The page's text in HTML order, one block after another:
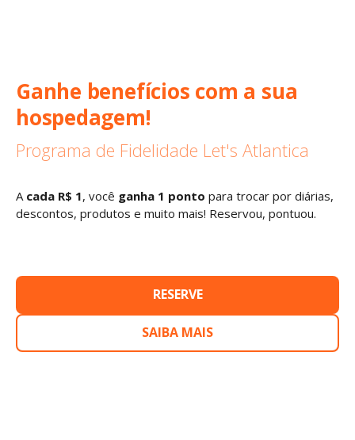
Ganhe benefícios com a sua
hospedagem!
Programa de Fidelidade Let's Atlantica
A cada R$ 1, você ganha 1 ponto para trocar por diárias,
descontos, produtos e muito mais! Reservou, pontuou.
RESERVE
SAIBA MAIS